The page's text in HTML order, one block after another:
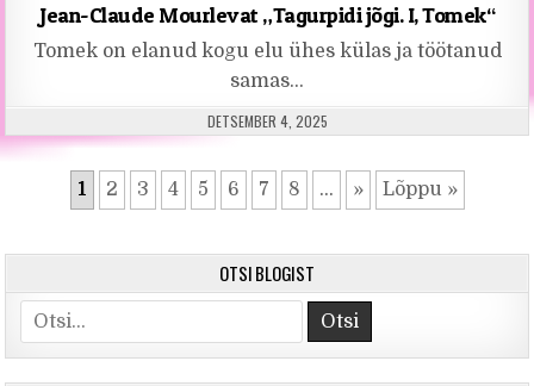
Jean-Claude Mourlevat „Tagurpidi jõgi. I, Tomek“
Tomek on elanud kogu elu ühes külas ja töötanud
samas…
PUBLISHED DATE:
DETSEMBER 4, 2025
1 2 3 4 5 6 7 8 ... » Lõppu »
OTSI BLOGIST
Otsi